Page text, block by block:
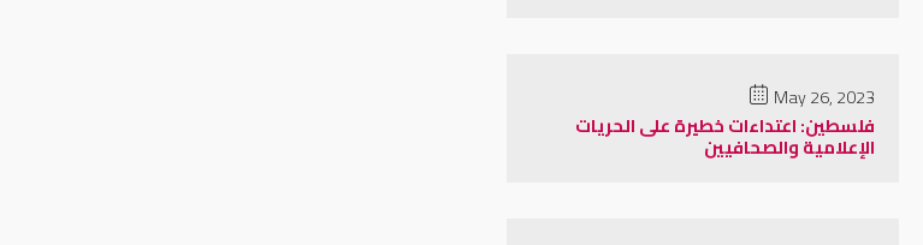
May 26, 2023
فلسطين: اعتداءات خطيرة على الحريات
الإعلامية والصحافيين